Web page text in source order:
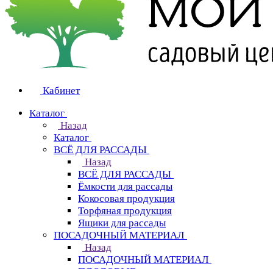
Кабинет
Каталог
Назад
Каталог
ВСЁ ДЛЯ РАССАДЫ
Назад
ВСЁ ДЛЯ РАССАДЫ
Ёмкости для рассады
Кокосовая продукция
Торфяная продукция
Ящики для рассады
ПОСАДОЧНЫЙ МАТЕРИАЛ
Назад
ПОСАДОЧНЫЙ МАТЕРИАЛ